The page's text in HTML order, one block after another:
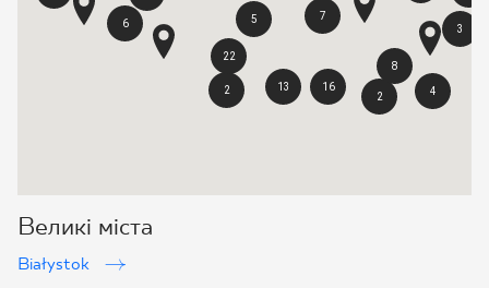
6 3
13
22
8
16
2
7
2
5
4
Великі міста
Białystok